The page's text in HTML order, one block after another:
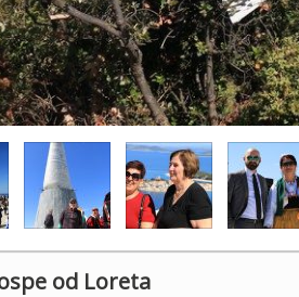
od Loreta